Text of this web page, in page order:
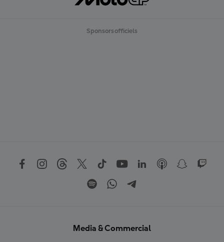
Sponsors officiels
Media & Commercial